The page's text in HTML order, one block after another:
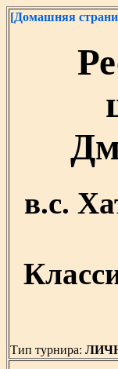
[Домашняя
в.с.
Тип турнира: